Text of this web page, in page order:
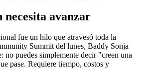
necesita avanzar
fue un hilo que atravesó toda la
Summit del lunes, Baddy Sonja
no puedes simplemente decir "creen una
pase. Requiere tiempo, costos y